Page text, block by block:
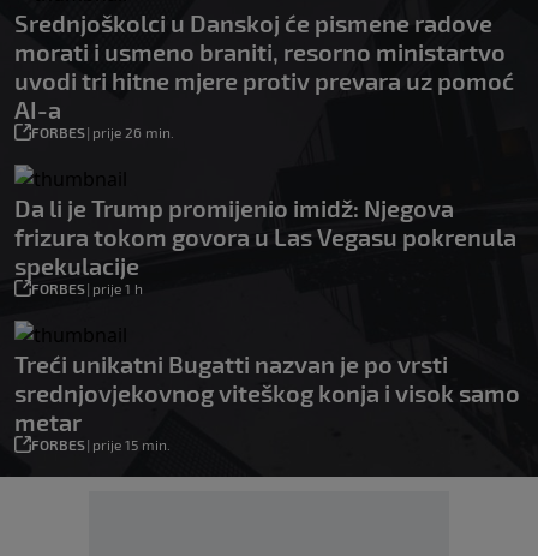
Srednjoškolci u Danskoj će pismene radove
morati i usmeno braniti, resorno ministartvo
uvodi tri hitne mjere protiv prevara uz pomoć
AI-a
FORBES| prije 26 min.
Da li je Trump promijenio imidž: Njegova
frizura tokom govora u Las Vegasu pokrenula
spekulacije
FORBES| prije 1 h
Treći unikatni Bugatti nazvan je po vrsti
srednjovjekovnog viteškog konja i visok samo
metar
FORBES| prije 15 min.